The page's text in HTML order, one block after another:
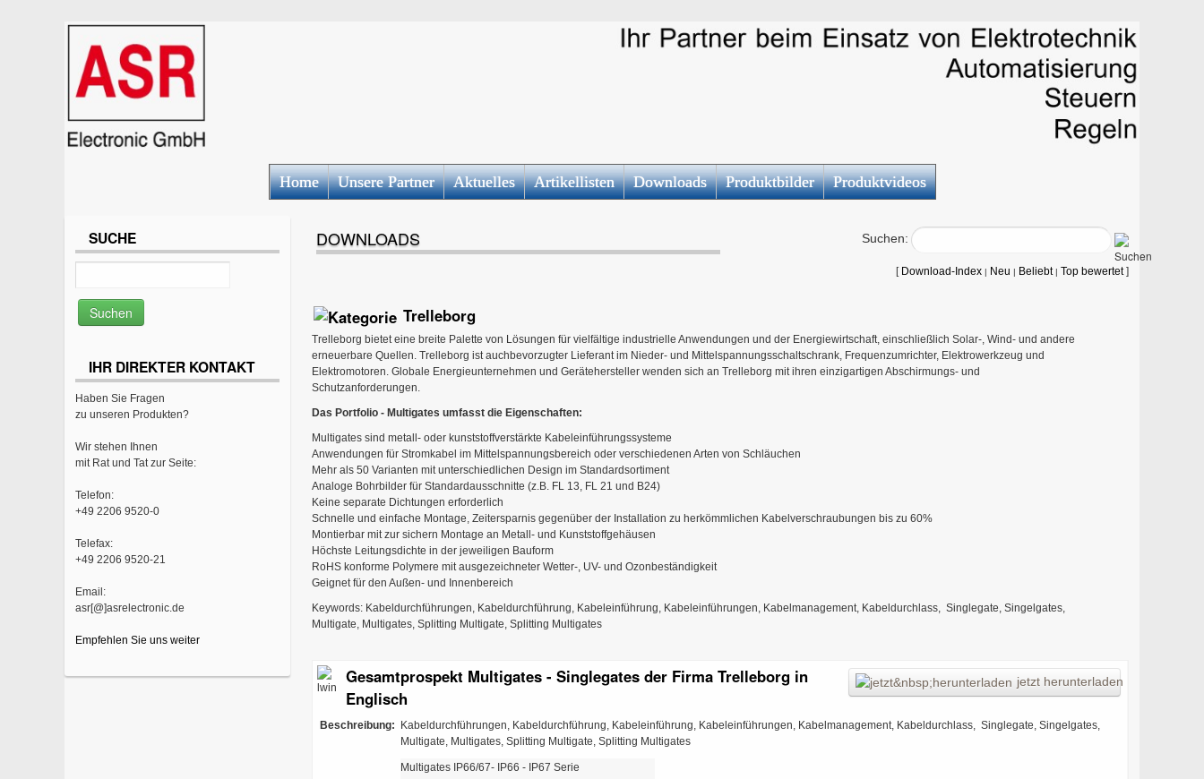
Home Unsere Partner Aktuelles Artikellisten Downloads Produktbilder Produktvideos
DOWNLOADS Suchen:
[ Download-Index | Neu | Beliebt | Top bewertet]
Trelleborg
Trelleborg bietet eine breite Palette von Lösungen für vielfältige industrielle Anwendungen und der Energiewirtschaft, einschließlich Solar-, Wind- und andere
erneuerbare Quellen. Trelleborg ist auchbevorzugter Lieferant im Nieder- und Mittelspannungsschaltschrank, Frequenzumrichter, Elektrowerkzeug und
Elektromotoren. Globale Energieunternehmen und Gerätehersteller wenden sich an Trelleborg mit ihren einzigartigen Abschirmungs- und
Schutzanforderungen.
Das Portfolio - Multigates umfasst die Eigenschaften:
Multigates sind metall- oder kunststoffverstärkte Kabeleinführungssysteme
Anwendungen für Stromkabel im Mittelspannungsbereich oder verschiedenen Arten von Schläuchen
Mehr als 50 Varianten mit unterschiedlichen Design im Standardsortiment
Analoge Bohrbilder für Standardausschnitte (z.B. FL 13, FL 21 und B24)
Keine separate Dichtungen erforderlich
Schnelle und einfache Montage, Zeitersparnis gegenüber der Installation zu herkömmlichen Kabelverschraubungen bis zu 60%
Montierbar mit zur sichern Montage an Metall- und Kunststoffgehäusen
Höchste Leitungsdichte in der jeweiligen Bauform
RoHS konforme Polymere mit ausgezeichneter Wetter-, UV- und Ozonbeständigkeit
Geignet für den Außen- und Innenbereich
Keywords: Kabeldurchführungen, Kabeldurchführung, Kabeleinführung, Kabeleinführungen, Kabelmanagement, Kabeldurchlass, Singlegate, Singelgates,
Multigate, Multigates, Splitting Multigate, Splitting Multigates
Gesamtprospekt Multigates - Singlegates der Firma Trelleborg in
Englisch
jetzt herunterladen
Beschreibung:
Kabeldurchführungen, Kabeldurchführung, Kabeleinführung, Kabeleinführungen, Kabelmanagement, Kabeldurchlass, Singlegate, Singelgates,
Multigate, Multigates, Splitting Multigate, Splitting Multigates
Multigates IP66/67- IP66 - IP67 Serie
SUCHE
IHR DIREKTER KONTAKT
Haben Sie Fragen
zu unseren Produkten?
Wir stehen Ihnen
mit Rat und Tat zur Seite:
Telefon:
+49 2206 9520-0
Telefax:
+49 2206 9520-21
Email:
asr[@]asrelectronic.de
Empfehlen Sie uns weiter